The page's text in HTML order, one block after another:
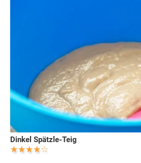
Dinkel Spätzle-Teig